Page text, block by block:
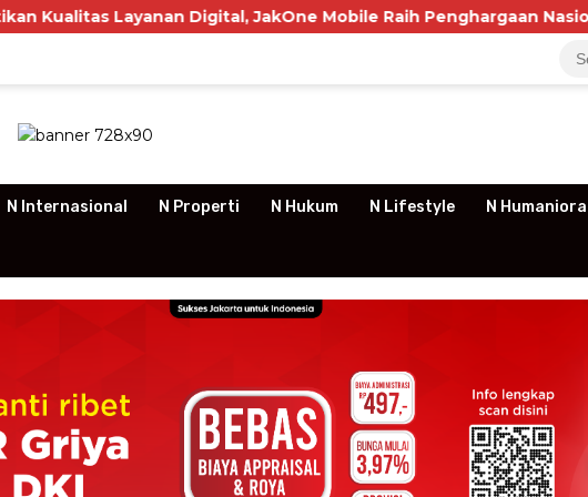
Digital, JakOne Mobile Raih Penghargaan Nasional
N Internasional N Properti N Hukum N Lifestyle N Humaniora